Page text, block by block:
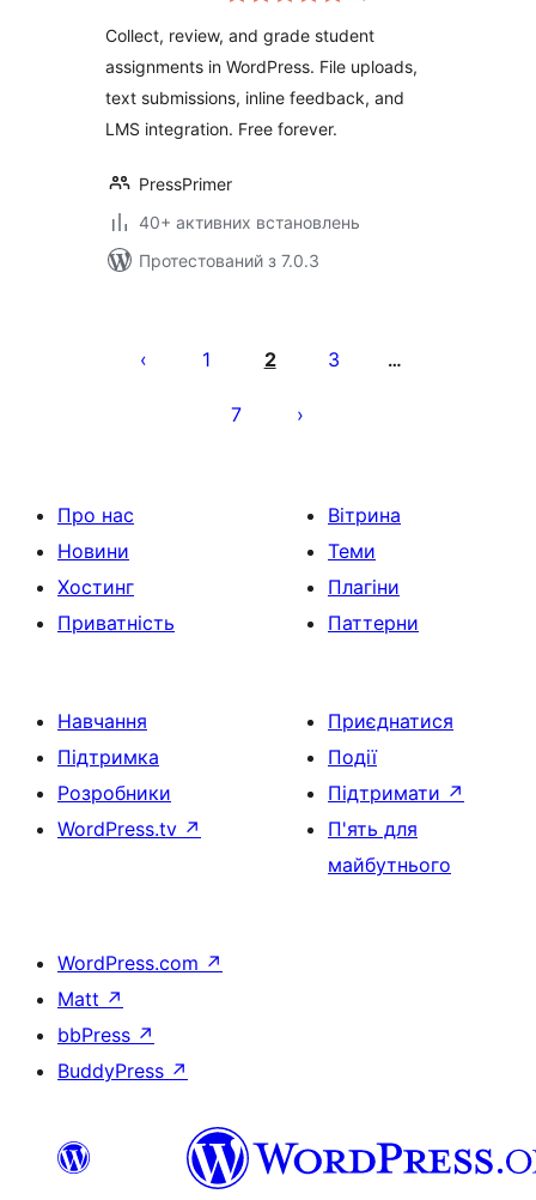
Document Viewer
& LMS Grading
Workflows
Collect, review, and grade student
assignments in WordPress. File uploads,
text submissions, inline feedback, and
LMS integration. Free forever.
PressPrimer
40+ активних встановлень
Протестований з 7.0.3
записів
1 2 3 …
7
Про нас
Новини
Хостинг
Приватність
Вітрина
Теми
Плагіни
Паттерни
Навчання
Підтримка
Розробники
WordPress.tv ↗
Приєднатися
Події
Підтримати ↗
П'ять для
майбутнього
WordPress.com ↗
Matt ↗
bbPress ↗
BuddyPress ↗